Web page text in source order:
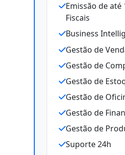
Emissão de
Fiscais
Business
Gestão de
Gestão de
Gestão de
Gestão de
Gestão de
Gestão de
Suporte 24h